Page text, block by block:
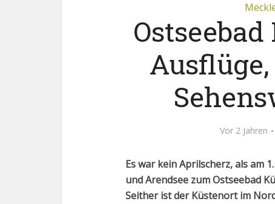
Vor 2 Jahren
Es war kein Aprilscherz, als am
und Arendsee zum Ostseebad
Seither ist der Küstenort im